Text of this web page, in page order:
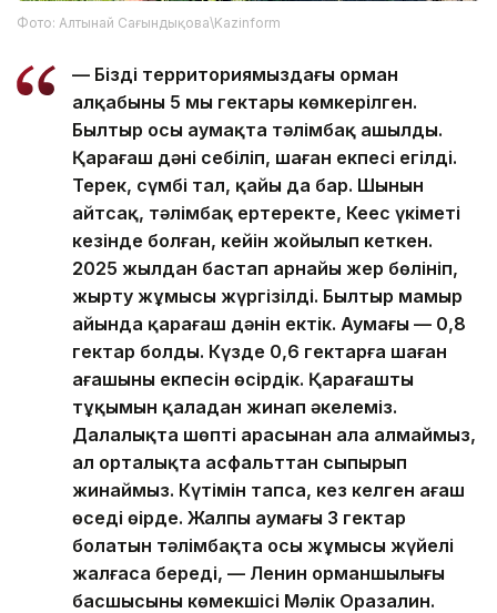
Фото: Алтынай Сағындықова\Kazinform
— Біздің территориямыздағы орман
алқабының 5 мың гектары көмкерілген.
Былтыр осы аумақта тәлімбақ ашылды.
Қарағаш дәні себіліп, шаған екпесі егілді.
Терек, сүмбі тал, қайың да бар. Шынын
айтсақ, тәлімбақ ертеректе, Кеңес үкіметі
кезінде болған, кейін жойылып кеткен.
2025 жылдан бастап арнайы жер бөлініп,
жырту жұмысы жүргізілді. Былтыр мамыр
айында қарағаш дәнін ектік. Аумағы — 0,8
гектар болды. Күзде 0,6 гектарға шаған
ағашының екпесін өсірдік. Қарағаштың
тұқымын қаладан жинап әкелеміз.
Далалықта шөптің арасынан ала алмаймыз,
ал орталықта асфальттан сыпырып
жинаймыз. Күтімін тапса, кез келген ағаш
өседі өңірде. Жалпы аумағы 3 гектар
болатын тәлімбақта осы жұмысы жүйелі
жалғаса береді, — Ленин орманшылығы
басшысының көмекшісі Мәлік Оразалин.